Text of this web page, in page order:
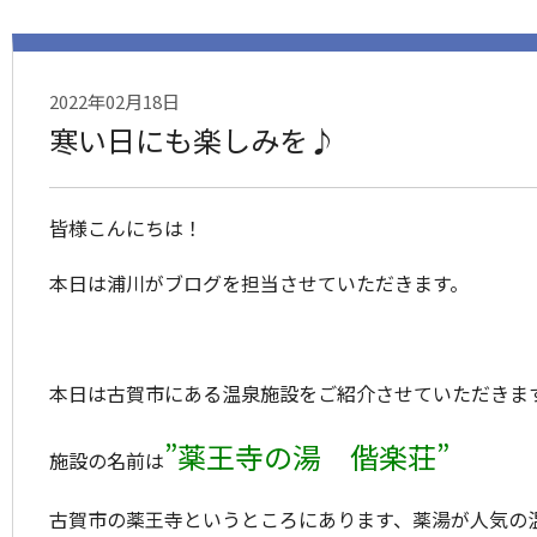
2022年02月18日
寒い日にも楽しみを♪
皆様こんにちは！
本日は浦川がブログを担当させていただきます。
本日は古賀市にある温泉施設をご紹介させていただきま
施設の名前は”薬王寺の湯 偕楽荘”
古賀市の薬王寺というところにあります、薬湯が人気の